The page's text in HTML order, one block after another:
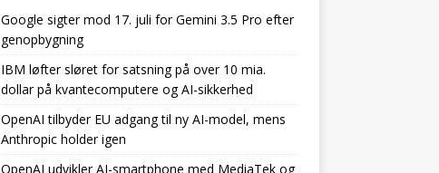
Google sigter mod 17. juli for Gemini 3.5 Pro efter
genopbygning
IBM løfter sløret for satsning på over 10 mia.
dollar på kvantecomputere og AI-sikkerhed
OpenAI tilbyder EU adgang til ny AI-model, mens
Anthropic holder igen
OpenAI udvikler AI-smartphone med MediaTek og